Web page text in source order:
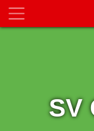
SV